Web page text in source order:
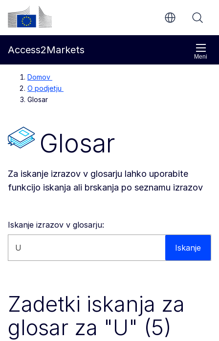
Preskoči na glavno vsebino
Evropska komisija
Meni
Access2Markets
Domov
O podjetju
Glosar
Glosar
Za iskanje izrazov v glosarju lahko uporabite
funkcijo iskanja ali brskanja po seznamu izrazov
Iskanje izrazov v glosarju:
Iskanje po spletišču Iskanje
Zadetki iskanja za
glosar za "U" (5)